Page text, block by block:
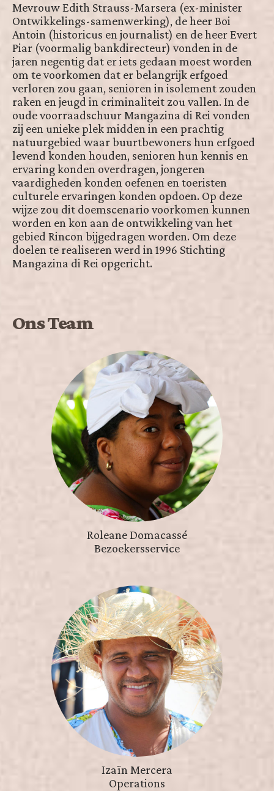
Mevrouw Edith Strauss-Marsera (ex-minister
Ontwikkelings-samenwerking), de heer Boi
Antoin (historicus en journalist) en de heer Evert
Piar (voormalig bankdirecteur) vonden in de
jaren negentig dat er iets gedaan moest worden
om te voorkomen dat er belangrijk erfgoed
verloren zou gaan, senioren in isolement zouden
raken en jeugd in criminaliteit zou vallen. In de
oude voorraadschuur Mangazina di Rei vonden
zij een unieke plek midden in een prachtig
natuurgebied waar buurtbewoners hun erfgoed
levend konden houden, senioren hun kennis en
ervaring konden overdragen, jongeren
vaardigheden konden oefenen en toeristen
culturele ervaringen konden opdoen. Op deze
wijze zou dit doemscenario voorkomen kunnen
worden en kon aan de ontwikkeling van het
gebied Rincon bijgedragen worden. Om deze
doelen te realiseren werd in 1996 Stichting
Mangazina di Rei opgericht.
Ons Team
Roleane Domacassé
Bezoekersservice
Izaïn Mercera
Operations